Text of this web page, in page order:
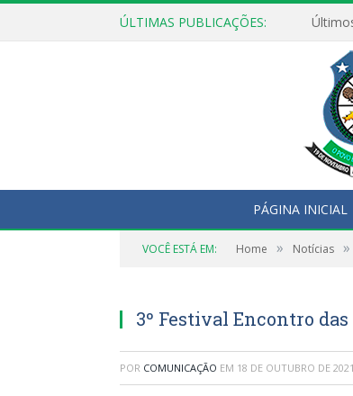
ÚLTIMAS PUBLICAÇÕES:
PÁGINA INICIAL
VOCÊ ESTÁ EM: Home » Notícias »
3º Festival Encontro das
POR COMUNICAÇÃO EM 18 DE OUTUBRO DE 2021